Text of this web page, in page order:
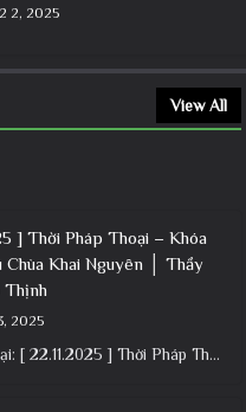
2, 2025
View All
] Thời Pháp Thoại – Khóa
Chùa Khai Nguyên │ Thầy
2025
+ Pháp thoại: [ 22.11.2025 ] Thời Pháp Thoại – Khóa Chuyên Tu Chùa Khai Nguyên │ Thầy Thích Đạo